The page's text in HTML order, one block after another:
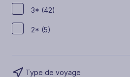
3* (42)
2* (5)
Type de voyage